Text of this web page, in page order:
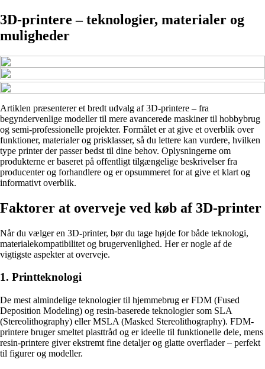
3D-printere – teknologier, materialer og
muligheder
Artiklen præsenterer et bredt udvalg af 3D-printere – fra
begyndervenlige modeller til mere avancerede maskiner til hobbybrug
og semi-professionelle projekter. Formålet er at give et overblik over
funktioner, materialer og prisklasser, så du lettere kan vurdere, hvilken
type printer der passer bedst til dine behov. Oplysningerne om
produkterne er baseret på offentligt tilgængelige beskrivelser fra
producenter og forhandlere og er opsummeret for at give et klart og
informativt overblik.
Faktorer at overveje ved køb af 3D-printer
Når du vælger en 3D-printer, bør du tage højde for både teknologi,
materialekompatibilitet og brugervenlighed. Her er nogle af de
vigtigste aspekter at overveje.
1. Printteknologi
De mest almindelige teknologier til hjemmebrug er FDM (Fused
Deposition Modeling) og resin-baserede teknologier som SLA
(Stereolithography) eller MSLA (Masked Stereolithography). FDM-
printere bruger smeltet plasttråd og er ideelle til funktionelle dele, mens
resin-printere giver ekstremt fine detaljer og glatte overflader – perfekt
til figurer og modeller.